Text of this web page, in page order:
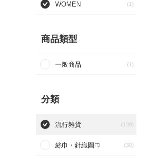
WOMEN (1)
商品類型
一般商品 (1)
分類
流行雜貨 (139)
絲巾・針織圍巾 (30)